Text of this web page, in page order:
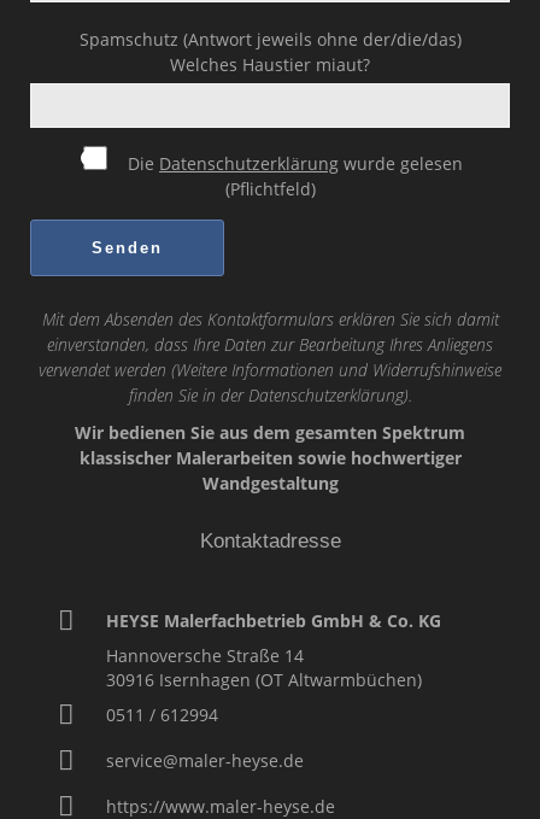
Spamschutz (Antwort jeweils ohne der/die/das)
Welches Haustier miaut?
Die Datenschutzerklärung wurde gelesen
(Pflichtfeld)
Mit dem Absenden des Kontaktformulars erklären Sie sich damit
einverstanden, dass Ihre Daten zur Bearbeitung Ihres Anliegens
verwendet werden (Weitere Informationen und Widerrufshinweise
finden Sie in der Datenschutzerklärung).
Wir bedienen Sie aus dem gesamten Spektrum
klassischer Malerarbeiten sowie hochwertiger
Wandgestaltung
Kontaktadresse
HEYSE Malerfachbetrieb GmbH & Co. KG
Hannoversche Straße 14
30916 Isernhagen (OT Altwarmbüchen)
0511 / 612994
service@maler-heyse.de
https://www.maler-heyse.de